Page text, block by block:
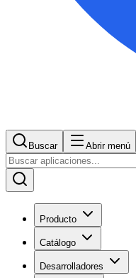
Buscar Abrir menú
Producto
Catálogo
Desarrolladores